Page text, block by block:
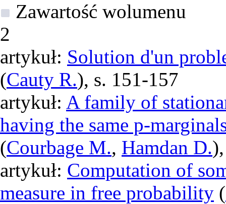
Zawartość wolumenu
2
artykuł: Solution d'un
(Cauty R.), s. 151-157
artykuł: A family of
having the same p-
(Courbage M., Hamdan D.
artykuł: Computation of
measure in free probability (